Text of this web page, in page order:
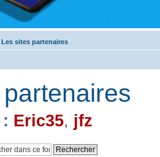
Les sites partenaires
Eric35, jfz